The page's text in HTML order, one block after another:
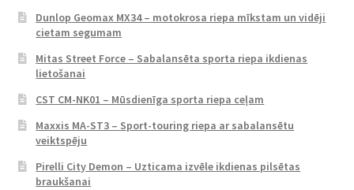
Dunlop Geomax MX34 – motokrosa riepa mīkstam un vidēji
cietam segumam
Mitas Street Force – Sabalansēta sporta riepa ikdienas
lietošanai
CST CM-NK01 – Mūsdienīga sporta riepa ceļam
Maxxis MA-ST3 – Sport-touring riepa ar sabalansētu
veiktspēju
Pirelli City Demon – Uzticama izvēle ikdienas pilsētas
braukšanai